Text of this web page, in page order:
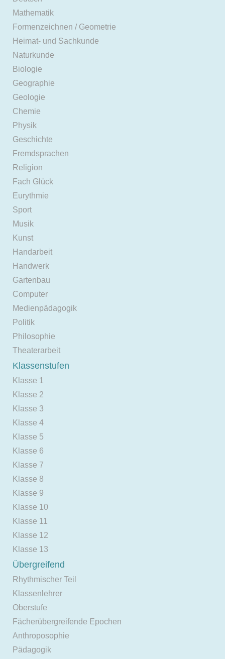
Mathematik
Formenzeichnen / Geometrie
Heimat- und Sachkunde
Naturkunde
Biologie
Geographie
Geologie
Chemie
Physik
Geschichte
Fremdsprachen
Religion
Fach Glück
Eurythmie
Sport
Musik
Kunst
Handarbeit
Handwerk
Gartenbau
Computer
Medienpädagogik
Politik
Philosophie
Theaterarbeit
Klassenstufen
Klasse 1
Klasse 2
Klasse 3
Klasse 4
Klasse 5
Klasse 6
Klasse 7
Klasse 8
Klasse 9
Klasse 10
Klasse 11
Klasse 12
Klasse 13
Übergreifend
Rhythmischer Teil
Klassenlehrer
Oberstufe
Fächerübergreifende Epochen
Anthroposophie
Pädagogik